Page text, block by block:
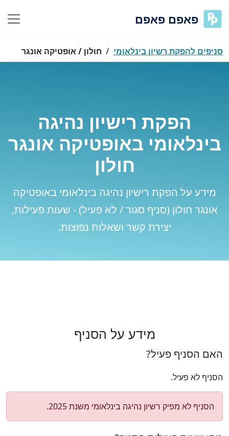
פאפם פאפם
סניפים להפקת רשיון בינלאומי חולון / אופטיקה אונגר
הפקת רישיון נהיגה
בינלאומי באופטיקה אונגר
חולון
מידע על הפקת רישיון נהיגה בינלאומי באופטיקה
אונגר חולון (סניף סגור / לא פעיל) - שעות פעילות,
יצירת קשר ושאלות נפוצות.
מידע על הסניף
האם הסניף פעיל?
הסניף לא פעיל.
הסניף לא מפיק רשיון נהיגה בינלאומי משנת 2025.